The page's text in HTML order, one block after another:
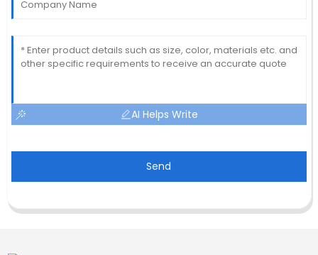
AI Helps Write
Send